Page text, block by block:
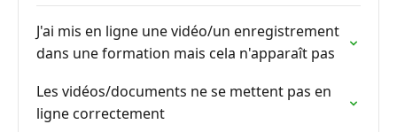
J'ai mis en ligne une vidéo/un enregistrement
dans une formation mais cela n'apparaît pas
Les vidéos/documents ne se mettent pas en
ligne correctement